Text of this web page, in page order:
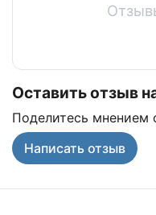
Оставить отзыв
Поделитесь мнением
Написать отзыв